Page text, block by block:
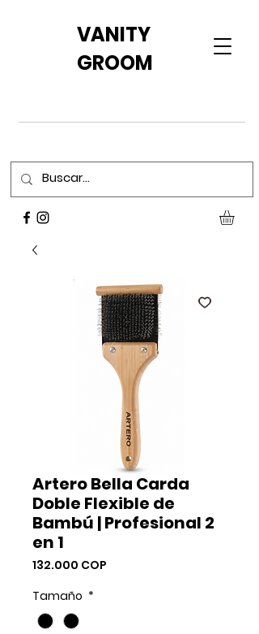
VANITY
GROOM
Artero Bella Carda
Doble Flexible de
Bambú | Profesional 2
en 1
132.000 COP
Tamaño *